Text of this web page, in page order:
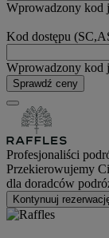
Wprowadzony kod
Kod dostępu
Wprowadzony kod
Sprawdź ceny
Profesjonaliści
Przekierowujemy
dla doradców
Kontynuuj